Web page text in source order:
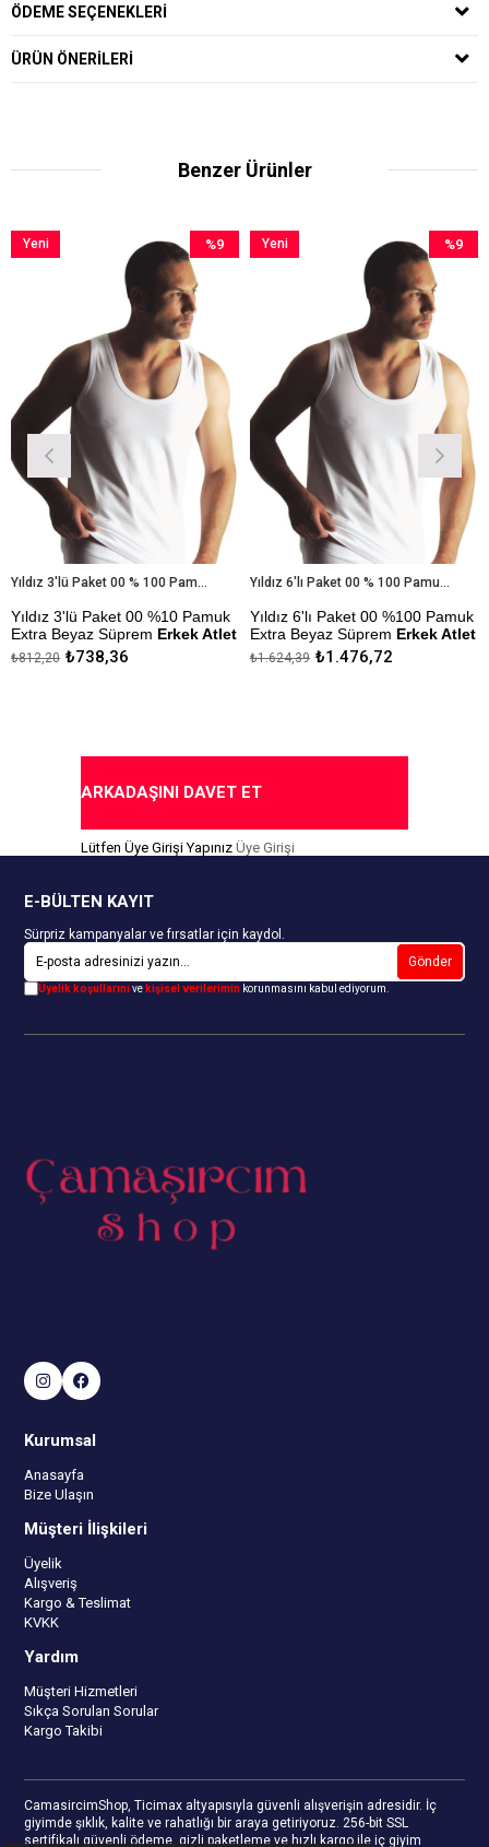
ÖDEME SEÇENEKLERI
ÜRÜN ÖNERILERI
Benzer Ürünler
Yıldız 3'lü Paket 00 % 100 Pamuk Extra Beyaz Süprem Erkek Atlet
3'lü Paket 00 %10 Pamuk
SüpremErkek Atlet
Sanfor Testi
₺738,36
%9
İndirim
%9İndirim
Yıldız 6'lı Paket 00 % 100 Pamuk Extra Beyaz Süprem Erkek Atlet
Yıldız 6'lı Paket 00 %100 Pamuk
Extra Beyaz SüpremErkek Atlet
Çekmezlik Sanfor Testi
₺1.476,72
₺1.624,39
%9
İndirim
%9İndirim
Yeni
Yıldız
Erkek
Yeni
ARKADAŞINI DAVET ET
Lütfen Üye Girişi Yapınız Üye Girişi
E-BÜLTEN KAYIT
Sürpriz kampanyalar ve fırsatlar için kaydol.
Gönder
Üyelik koşullarınıve kişisel verilerimin korunmasını kabul ediyorum.
Kurumsal
Anasayfa
Bize Ulaşın
Müşteri İlişkileri
Üyelik
Alışveriş
Kargo & Teslimat
KVKK
Yardım
Müşteri Hizmetleri
Sıkça Sorulan Sorular
Kargo Takibi
CamasircimShop, Ticimax altyapısıyla güvenli alışverişin adresidir. İç
giyimde şıklık, kalite ve rahatlığı bir araya getiriyoruz. 256-bit SSL
sertifikalı güvenli ödeme, gizli paketleme ve hızlı kargo ile iç giyim